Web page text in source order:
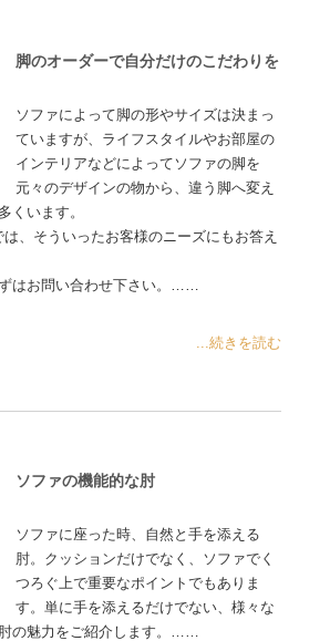
脚のオーダーで自分だけのこだわりを
ソファによって脚の形やサイズは決まっ
ていますが、ライフスタイルやお部屋の
インテリアなどによってソファの脚を
元々のデザインの物から、違う脚へ変え
くいます。
、そういったお客様のニーズにもお答え
はお問い合わせ下さい。……
...続きを読む
ソファの機能的な肘
ソファに座った時、自然と手を添える
肘。クッションだけでなく、ソファでく
つろぐ上で重要なポイントでもありま
す。単に手を添えるだけでない、様々な
の魅力をご紹介します。……